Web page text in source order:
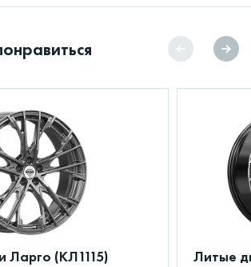
Ларго (КЛ1115)
Литые